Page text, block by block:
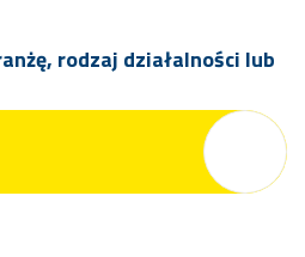
rodzaj działalności lub